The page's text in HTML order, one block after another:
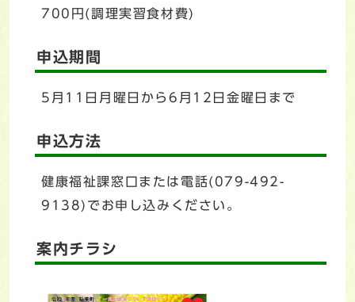
700円(調理実習食材費)
申込期間
5月11日月曜日から6月12日金曜日まで
申込方法
健康福祉課窓口または電話(079-492-
9138)でお申し込みください。
案内チラシ